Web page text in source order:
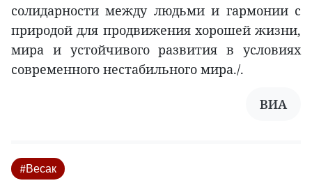
солидарности между людьми и гармонии с
природой для продвижения хорошей жизни,
мира и устойчивого развития в условиях
современного нестабильного мира./.
ВИА
#Весак